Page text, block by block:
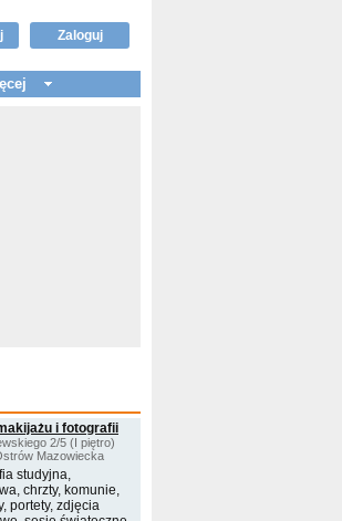
Zaloguj
i fotografii
2/5 (I piętro)
Mazowiecka
studyjna,
chrzty, komunie,
portety, zdjęcia